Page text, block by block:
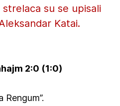
su se upisali
Katai.
2:0 (1:0)
Rengum”.